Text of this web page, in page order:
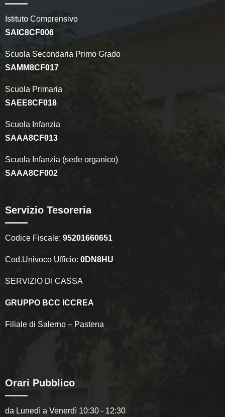
Istituto Comprensivo
SAIC8CF006
Scuola Secondaria Primo Grado
SAMM8CF017
Scuola Primaria
SAEE8CF018
Scuola Infanzia
SAAA8CF013
Scuola Infanzia (sede organico)
SAAA8CF002
Servizio Tesoreria
Codice Fiscale: 95201660651
Cod.Univoco Ufficio: 0DN8HU
SERVIZIO DI CASSA
GRUPPO BCC ICCREA
Filiale di Salerno – Pastena
Orari Pubblico
da Lunedì a Venerdì 10:30 - 12:30